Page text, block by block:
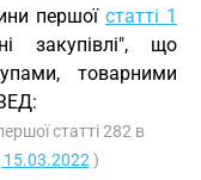
першої статті 1
закупівлі", що
товарними
:
статті 282 в
15.03.2022 )